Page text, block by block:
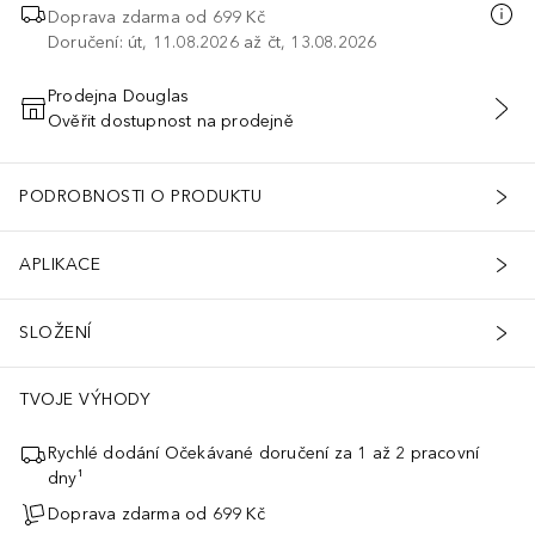
Doprava zdarma od 699 Kč
Doručení: út, 11.08.2026 až čt, 13.08.2026
PŘIDAT DO KOŠÍKU
Prodejna Douglas
Ověřit dostupnost na prodejně
PODROBNOSTI O PRODUKTU
APLIKACE
SLOŽENÍ
TVOJE VÝHODY
Rychlé dodání Očekávané doručení za 1 až 2 pracovní
dny¹
Doprava zdarma od 699 Kč